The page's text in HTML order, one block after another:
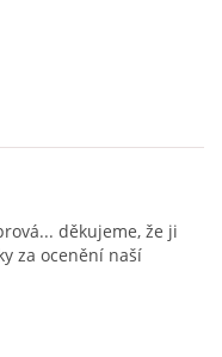
děkujeme, že ji
za ocenění naší